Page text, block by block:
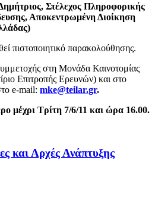
Στέλεχος Πληροφορικής
Αποκεντρωμένη Διοίκηση
πιστοποιητικό παρακολούθησης.
στη Μονάδα Καινοτομίας
Επιτροπής Ερευνών) και στο
e-mail: mke@teilar.gr.
μέχρι Τρίτη 7/6/11 και ώρα 16.00.
και Αρχές Ανάπτυξης